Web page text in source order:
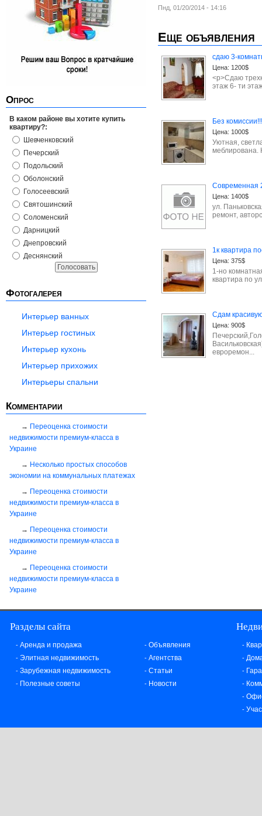
Опрос
В каком районе вы хотите купить
квартиру?:
Шевченковский
Печерский
Подольский
Оболонский
Голосеевский
Святошинский
Соломенский
Дарницкий
Днепровский
Деснянский
Фотогалерея
Интерьер ванных
Интерьер гостиных
Интерьер кухонь
Интерьер прихожих
Интерьеры спальни
Комментарии
Переоценка стоимости
недвижимости премиум-класса в
Украине
Несколько простых способов
экономии на коммунальных платежах
Переоценка стоимости
недвижимости премиум-класса в
Украине
Переоценка стоимости
недвижимости премиум-класса в
Украине
Переоценка стоимости
недвижимости премиум-класса в
Украине
Пнд, 01/20/2014 - 14:16
Еще объявления
сдаю 3-
Цена: 1200$
<p>Сдаю
этаж 6- ти
Без
Цена: 1000$
Уютная,
меблирована.
Современная
Цена: 1400$
ул.
ремонт,
1к квартира
Цена: 375$
1-но
квартира по
Сдам
Цена: 900$
евроремон...
Разделы сайта
- Аренда и продажа
- Элитная недвижимость
- Зарубежная недвижимость
- Полезные советы
- Объявления
- Агентства
- Статьи
- Новости
-
-
-
-
-
-